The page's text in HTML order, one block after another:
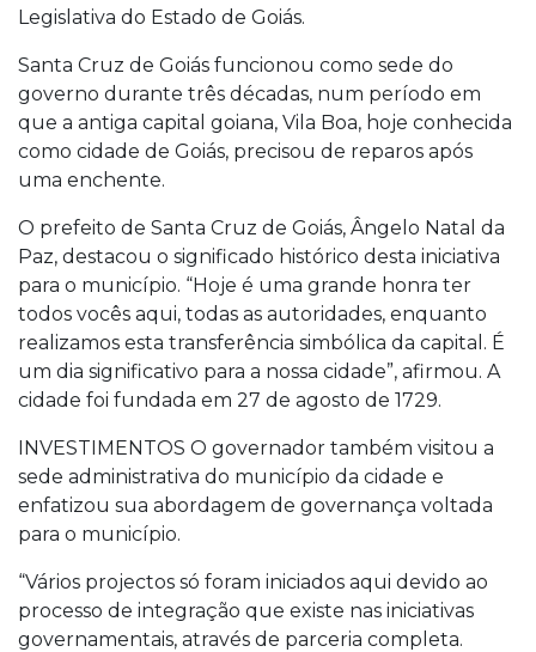
Legislativa do Estado de Goiás.
Santa Cruz de Goiás funcionou como sede do
governo durante três décadas, num período em
que a antiga capital goiana, Vila Boa, hoje conhecida
como cidade de Goiás, precisou de reparos após
uma enchente.
O prefeito de Santa Cruz de Goiás, Ângelo Natal da
Paz, destacou o significado histórico desta iniciativa
para o município. “Hoje é uma grande honra ter
todos vocês aqui, todas as autoridades, enquanto
realizamos esta transferência simbólica da capital. É
um dia significativo para a nossa cidade”, afirmou. A
cidade foi fundada em 27 de agosto de 1729.
INVESTIMENTOS O governador também visitou a
sede administrativa do município da cidade e
enfatizou sua abordagem de governança voltada
para o município.
“Vários projectos só foram iniciados aqui devido ao
processo de integração que existe nas iniciativas
governamentais, através de parceria completa.